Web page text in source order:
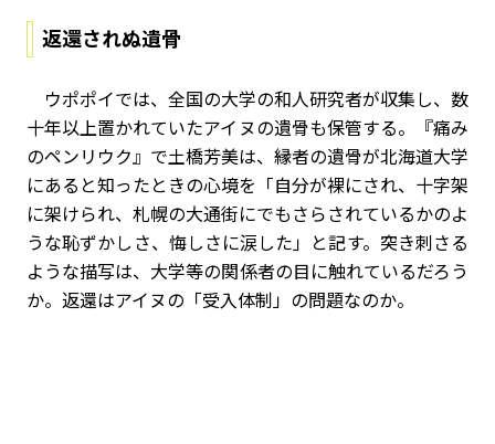
返還されぬ遺骨
ウポポイでは、全国の大学の和人研究者が収集し、数
十年以上置かれていたアイヌの遺骨も保管する。『痛み
のペンリウク』で土橋芳美は、縁者の遺骨が北海道大学
にあると知ったときの心境を「自分が裸にされ、十字架
に架けられ、札幌の大通街にでもさらされているかのよ
うな恥ずかしさ、悔しさに涙した」と記す。突き刺さる
ような描写は、大学等の関係者の目に触れているだろう
か。返還はアイヌの「受入体制」の問題なのか。